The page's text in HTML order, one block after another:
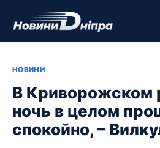
НОВИНИ
В Криворожском
ночь в целом
спокойно, –